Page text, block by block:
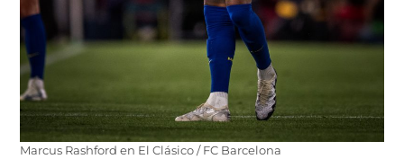
Marcus Rashford en El Clásico / FC Barcelona